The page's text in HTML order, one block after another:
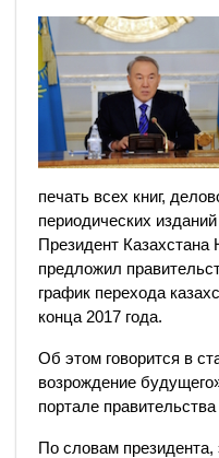
печать всех книг,
периодических изданий
Президент
предложил
график перехода
конца 2017 года.
Об этом говорится в
возрождение
портале
По словам президента,